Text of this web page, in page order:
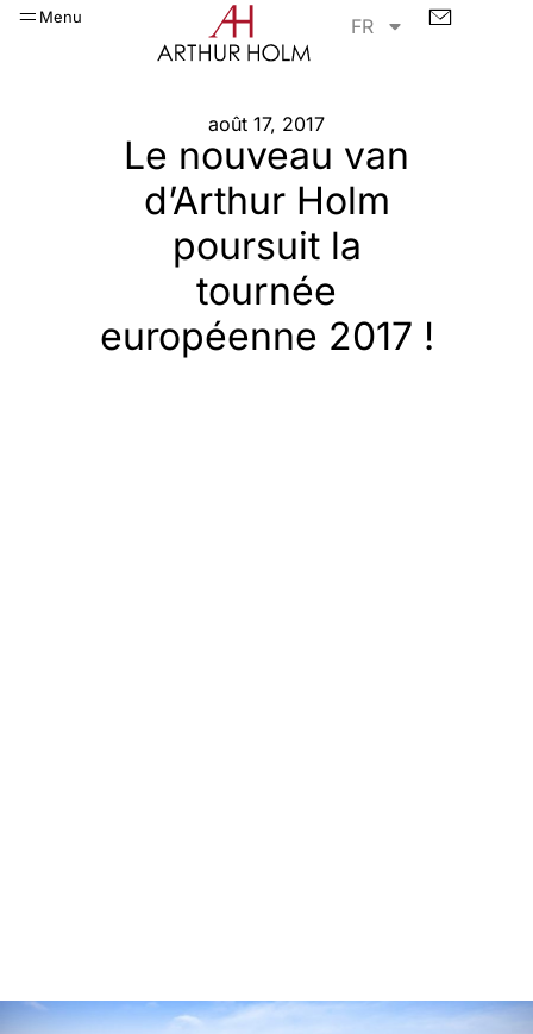
Menu FR
août 17, 2017
Le nouveau van
d’Arthur Holm
poursuit la
tournée
européenne 2017 !